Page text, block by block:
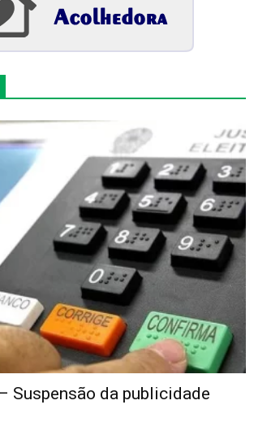
Suspensão da publicidade